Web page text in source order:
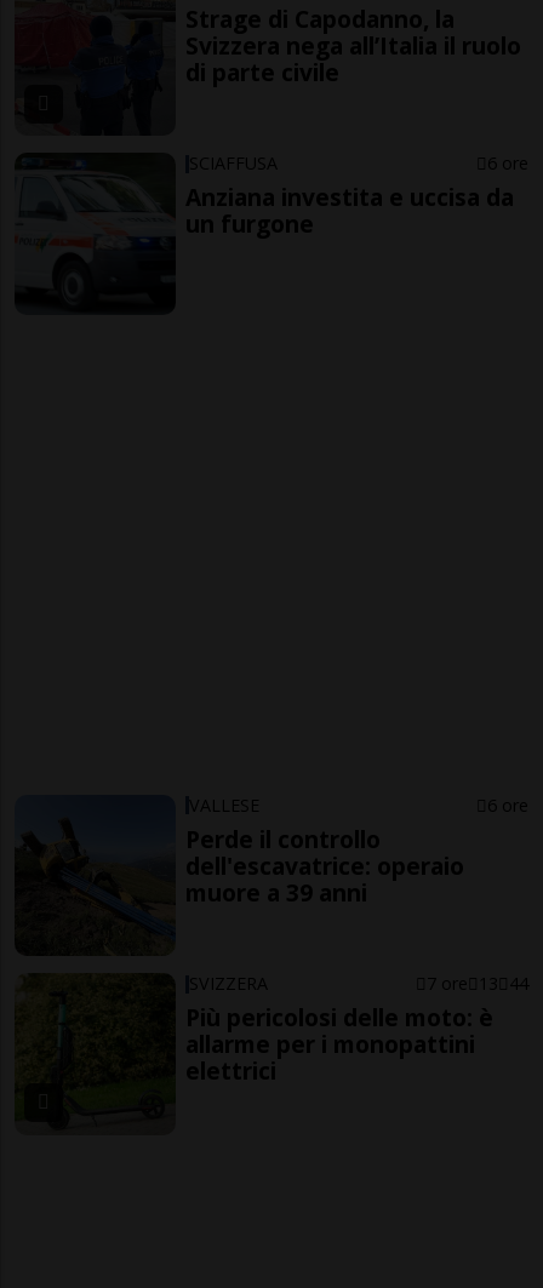
Strage di Capodanno, la
Svizzera nega all’Italia il ruolo
di parte civile
SCIAFFUSA 6 ore
Anziana investita e uccisa da
un furgone
VALLESE 6 ore
Perde il controllo
dell'escavatrice: operaio
muore a 39 anni
SVIZZERA 7 ore 13 44
Più pericolosi delle moto: è
allarme per i monopattini
elettrici